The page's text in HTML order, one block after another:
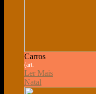
Carros
(art.
Ler Mais
Natal